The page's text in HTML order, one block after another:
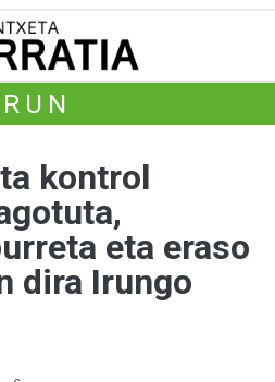
kontrol
eta eraso
dira Irungo